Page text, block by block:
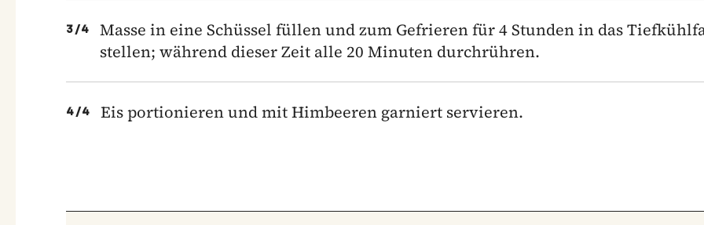
3/4
Masse in eine Schüssel füllen und zum Gefrieren für 4 Stunden in das
stellen; während dieser Zeit alle 20 Minuten durchrühren.
4/4 Eis portionieren und mit Himbeeren garniert servieren.